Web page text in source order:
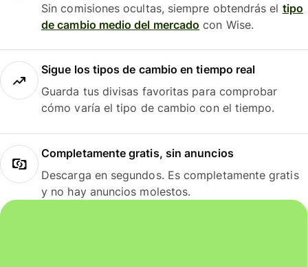
Sin comisiones ocultas, siempre obtendrás el tipo
de cambio medio del mercado con Wise.
Sigue los tipos de cambio en tiempo real
Guarda tus divisas favoritas para comprobar
cómo varía el tipo de cambio con el tiempo.
Completamente gratis, sin anuncios
Descarga en segundos. Es completamente gratis
y no hay anuncios molestos.